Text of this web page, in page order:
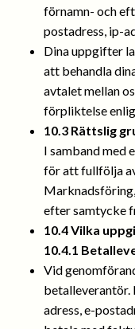
förnamn- och
postadress, ip-
Dina uppgifter
att behandla
avtalet mellan
förpliktelse
10.3 Rättslig
I samband med
för att fullfölja
efter samtycke
10.4 Vilka
10.4.1
Vid
betalleverantör.
adress, e-